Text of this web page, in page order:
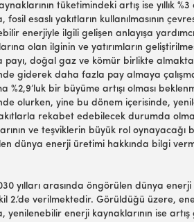
tüketimindeki artış ise yıllık
fosil esaslı yakıtların kullanılmasının
enerjiyle ilgili gelişen anlayışa
olan ilginin ve yatırımların
payı, doğal gaz ve kömür birlikte
giderek daha fazla pay almaya
%2,9’luk bir büyüme artışı olması
olurken, yine bu dönem içerisinde,
rekabet edebilecek durumda
ve teşviklerin büyük rol oynayacağı
dünya enerji üretimi hakkında bilgi
yılları arasında öngörülen dünya enerji
2.’de verilmektedir. Görüldüğü üzere,
yenilenebilir enerji kaynaklarının ise